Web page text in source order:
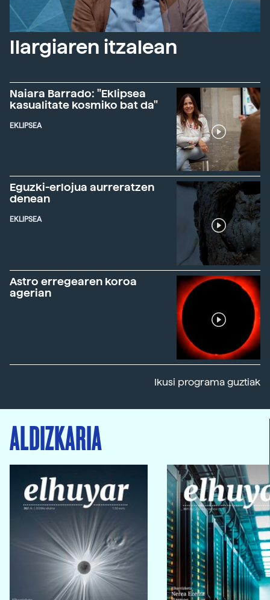
Ilargiaren itzalean
Naiara Barrado: "Eklipsea
kasualitate kosmiko bat da"
EKLIPSEA
Eguzki-erlojua aurreratzen
denean
EKLIPSEA
Astro erregearen koroa
agerian
Ikusi programa guztiak
ALDIZKARIA